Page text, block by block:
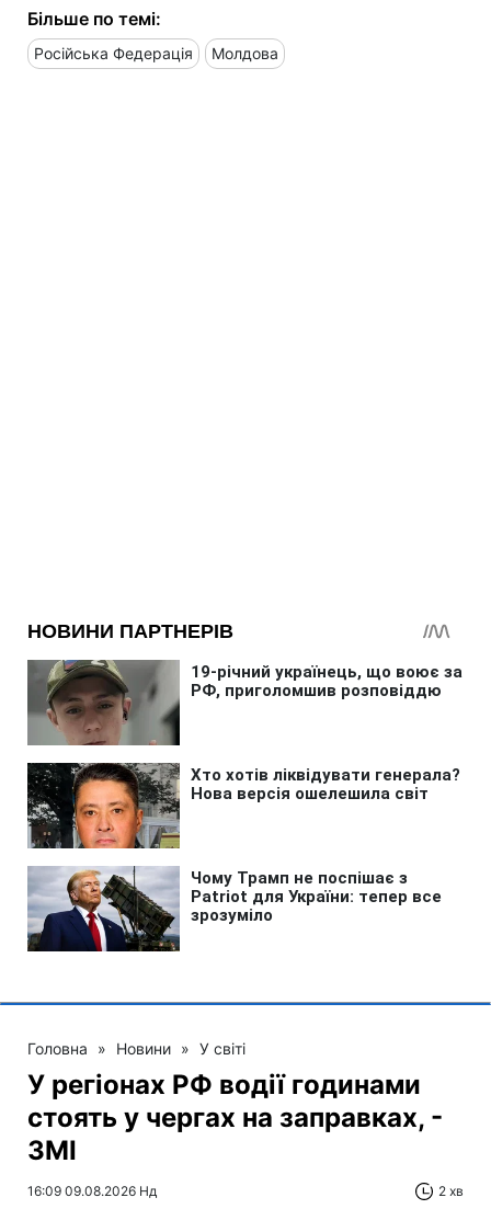
Більше по темі:
Російська Федерація Молдова
Головна » Новини » У світі
У регіонах РФ водії годинами
стоять у чергах на заправках, -
ЗМІ
16:09 09.08.2026 Нд 2 хв